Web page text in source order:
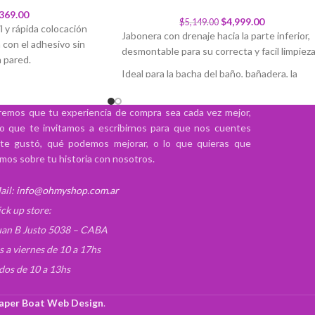
y rápida colocación
el adhesivo sin
pared.
su correcta y
o para usar en
$5,149.00 $4,999.00
Jabonera con drenaje hacia la parte inferior,
desmontable para su correcta y facil
Ideal para la bacha del baño, bañadera, la
que tu experiencia de compra sea cada vez mejor,
que te invitamos a escribirnos para que nos cuentes
gustó, qué podemos mejorar, o lo que quieras que
sobre tu historia con nosotros.
info@ohmyshop.com.ar
up store:
B Justo 5038 – CABA
a viernes de 10 a 17hs
de 10 a 13hs
Boat Web Design.